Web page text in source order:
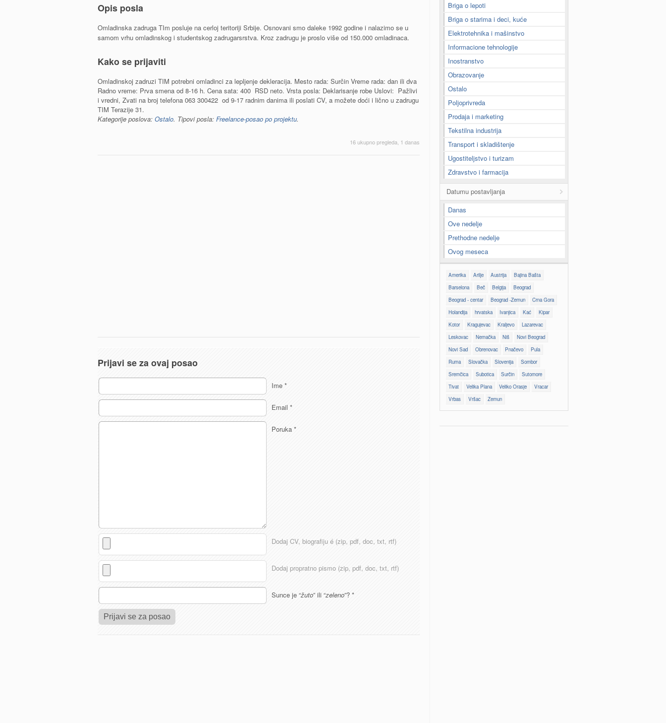
Opis posla
Omladinska zadruga TIm posluje na cerloj teritoriji Srbije. Osnovani smo daleke 1992 godine i nalazimo se u
samom vrhu omladinskog i studentskog zadrugarsrstva. Kroz zadrugu je proslo više od 150.000 omladinaca.
Kako se prijaviti
Omladinskoj zadruzi TIM potrebni omladinci za lepljenje dekleracija. Mesto rada: Surčin Vreme rada: dan ili dva
Radno vreme: Prva smena od 8-16 h. Cena sata: 400 RSD neto. Vrsta posla: Deklarisanje robe Uslovi: Pažlivi
i vredni, Zvati na broj telefona 063 300422 od 9-17 radnim danima ili poslati CV, a možete doći i lično u zadrugu
TIM Terazije 31.
Kategorije poslova: Ostalo. Tipovi posla: Freelance-posao po projektu.
16 ukupno pregleda, 1 danas
Prijavi se za ovaj posao
Ime *
Email *
Poruka *
Dodaj CV, biografiju é (zip, pdf, doc, txt, rtf)
Dodaj propratno pismo (zip, pdf, doc, txt, rtf)
Sunce je “žuto” ili “zeleno”? *
Briga o lepoti
Briga o starima i deci, kuće
Elektrotehnika i mašinstvo
Informacione tehnologije
Inostranstvo
Obrazovanje
Ostalo
Poljoprivreda
Prodaja i marketing
Tekstilna industrija
Transport i skladištenje
Ugostiteljstvo i turizam
Zdravstvo i farmacija
Datumu postavljanja
Danas
Ove nedelje
Prethodne nedelje
Ovog meseca
Amerika Arilje Austrija
Bajina Bašta
Barselona
Beč Belgija
Beograd
Beograd - centar
Beograd -Zemun
Crna Gora
Holandija
hrvatska Ivanjica Kać
Kipar
Kotor
Kragujevac Kraljevo
Lazarevac
Leskovac
Nemačka Niš
Novi Beograd
Novi Sad
Obrenovac Pnačevo
Pula
Ruma
Slovačka Slovenija
Sombor
Sremčica
Subotica Surčin
Sutomore
Tivat
Velika Plana Veliko Orasje
Vracar
Vrbas
Vršac Zemun